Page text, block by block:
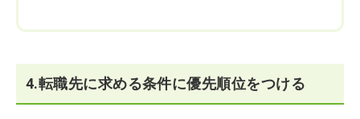
4.転職先に求める条件に優先順位をつける